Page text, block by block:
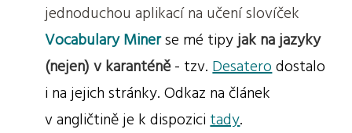
jednoduchou aplikací na učení slovíček
Vocabulary Minerse mé tipyjak na jazyky
(nejen) v karanténě- tzv.Desaterodostalo
i na jejich stránky. Odkaz na článek
v angličtině je k dispozicitady.